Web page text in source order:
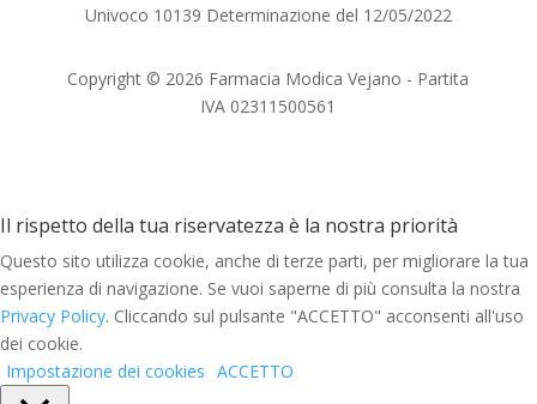
Univoco 10139 Determinazione del 12/05/2022
Copyright © 2026 Farmacia Modica Vejano - Partita
IVA 02311500561
Il rispetto della tua riservatezza è la nostra priorità
Questo sito utilizza cookie, anche di terze parti, per migliorare la tua
esperienza di navigazione. Se vuoi saperne di più consulta la nostra
Privacy Policy. Cliccando sul pulsante "ACCETTO" acconsenti all'uso
dei cookie.
Impostazione dei cookies ACCETTO